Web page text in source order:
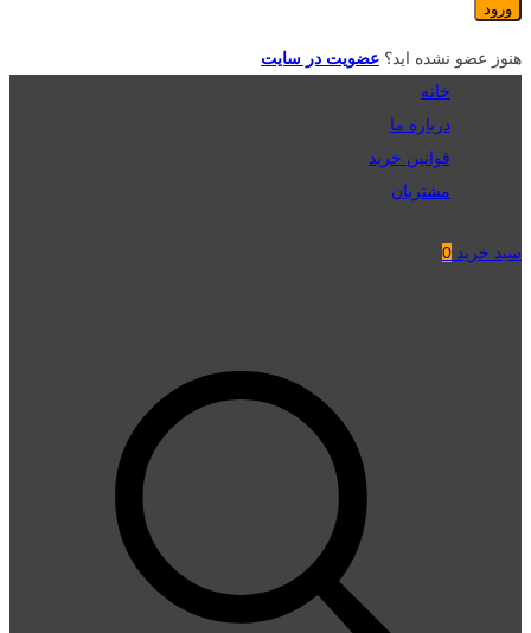
هنوز عضو نشده اید؟ عضویت در سایت
خانه
درباره ما
قوانین خرید
مشتریان
سبد خرید 0